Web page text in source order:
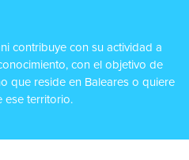
contribuye con su actividad a
con el objetivo de
que reside en Baleares o quiere
ese territorio.